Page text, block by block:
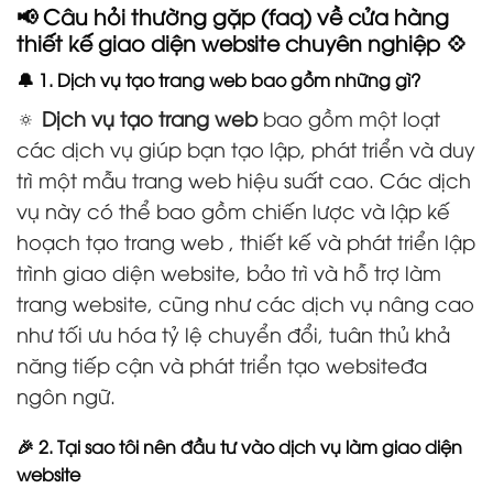
📢 Câu hỏi thường gặp (faq) về cửa hàng
thiết kế giao diện website chuyên nghiệp 💠
🔔 1. Dịch vụ tạo trang web bao gồm những gì?
🔅 Dịch vụ tạo trang webbao gồm một loạt
các dịch vụ giúp bạn tạo lập, phát triển và duy
trì một mẫu trang web hiệu suất cao. Các dịch
vụ này có thể bao gồm chiến lược và lập kế
hoạch tạo trang web , thiết kế và phát triển lập
trình giao diện website, bảo trì và hỗ trợ làm
trang website, cũng như các dịch vụ nâng cao
như tối ưu hóa tỷ lệ chuyển đổi, tuân thủ khả
năng tiếp cận và phát triển tạo websiteđa
ngôn ngữ.
🎉 2. Tại sao tôi nên đầu tư vào dịch vụ làm giao diện
website